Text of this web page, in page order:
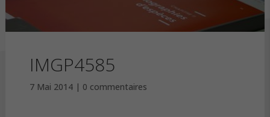
IMGP4585
7 Mai 2014 0 commentaires